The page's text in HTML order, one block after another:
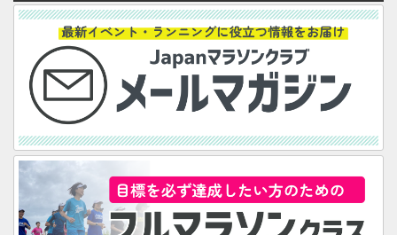
レ